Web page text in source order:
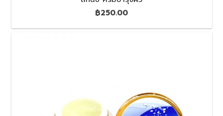
฿250.00